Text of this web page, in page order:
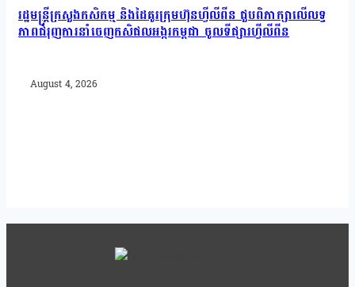
រដ្ឋមន្រ្តីក្រសួងកសិកម្ម និងដៃគូរក្រុមហ៊ុនហ្វីលីពីន ជួបពិភាក្សាលើលទ្ធ
ភាពជំរុញការនាំចេញកសិផលអង្ករកម្ពុជា ចូលទីផ្សារហ្វីលីពីន
August 4, 2026